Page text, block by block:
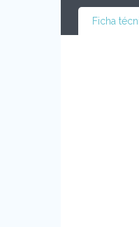
Ficha